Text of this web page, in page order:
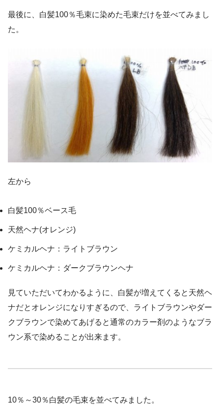
最後に、白髪100％毛束に染めた毛束だけを並べてみまし
た。
左から
白髪100％ベース毛
天然ヘナ(オレンジ)
ケミカルヘナ：ライトブラウン
ケミカルヘナ：ダークブラウンヘナ
見ていただいてわかるように、白髪が増えてくると天然ヘ
ナだとオレンジになりすぎるので、ライトブラウンやダー
クブラウンで染めてあげると通常のカラー剤のようなブラ
ウン系で染めることが出来ます。
10％～30％白髪の毛束を並べてみました。